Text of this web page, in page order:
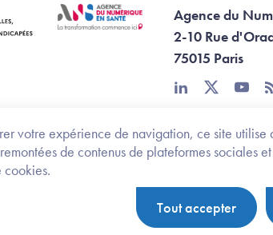
votre expérience de navigation, ce site
de contenus de plateformes sociales
cookies.
Tout accepter
Agence du
2-10 Rue
75015 Paris
linkedintwitter
Bottom ANS
de la santé, des familles, de l'autonomie
de protection des données personnelles